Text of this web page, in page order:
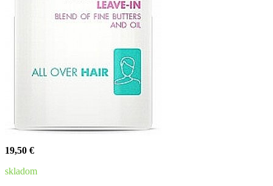
19,50 €
skladom